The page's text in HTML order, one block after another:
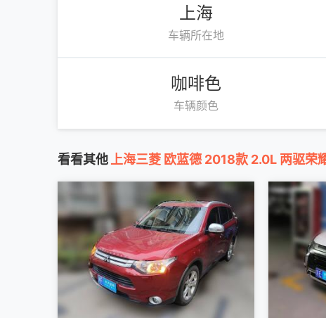
上海
车辆所在地
咖啡色
车辆颜色
看看其他 上海三菱 欧蓝德 2018款 2.0L 两驱荣